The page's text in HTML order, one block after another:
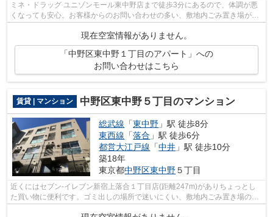
ミネ・ドラッグ ユニゾンモール東中野店まで徒歩3分にあるので、体調が悪
くなっても安心。お客様からのお問い合わせの多い、敷地内ごみ置き場があ
現在空室情報がありません。
「中野区東中野１丁目のアパート」への
お問い合わせはこちら
賃貸 | マンション 中野区東中野５丁目のマンション
総武線 「東中野 」駅 徒歩8分
東西線 「落合 」駅 徒歩6分
都営大江戸線 「中井 」駅 徒歩10分
築18年
東京都中野区東中野５丁目
近くにはセブン-イレブン新宿上落合１丁目店(距離247m)がありちょっとし
た買い物に便利です。ゴミ出しの場所で迷いにくい、敷地内ごみ置き場のあ